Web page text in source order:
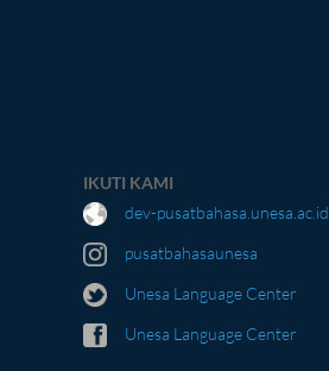
IKUTI KAMI
dev-pusatbahasa.unesa.ac.id
pusatbahasaunesa
Unesa Language Center
Unesa Language Center